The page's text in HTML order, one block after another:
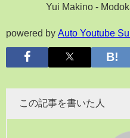
Yui Makino -
powered by Auto Youtube
この記事を書いた人